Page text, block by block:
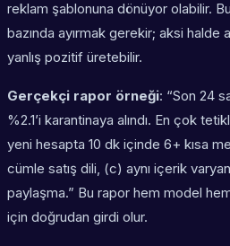
reklam şablonuna dönüyor olabilir.
bazında ayırmak gerekir; aksi halde
yanlış pozitif üretebilir.
Gerçekçi rapor örneği: “Son 24
%2.1’i karantinaya alındı. En çok
yeni hesapta 10 dk içinde 6+ kısa
cümle satış dili, (c) aynı içerik
paylaşma.” Bu rapor hem model
için doğrudan girdi olur.